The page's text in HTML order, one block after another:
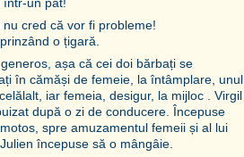
cred că vor fi probleme!
o țigară.
așa că cei doi bărbați se
în cămăși de femeie, la întâmplare, unul
iar femeia, desigur, la mijloc . Virgil
după o zi de conducere. Începuse
spre amuzamentul femeii și al lui
începuse să o mângâie.